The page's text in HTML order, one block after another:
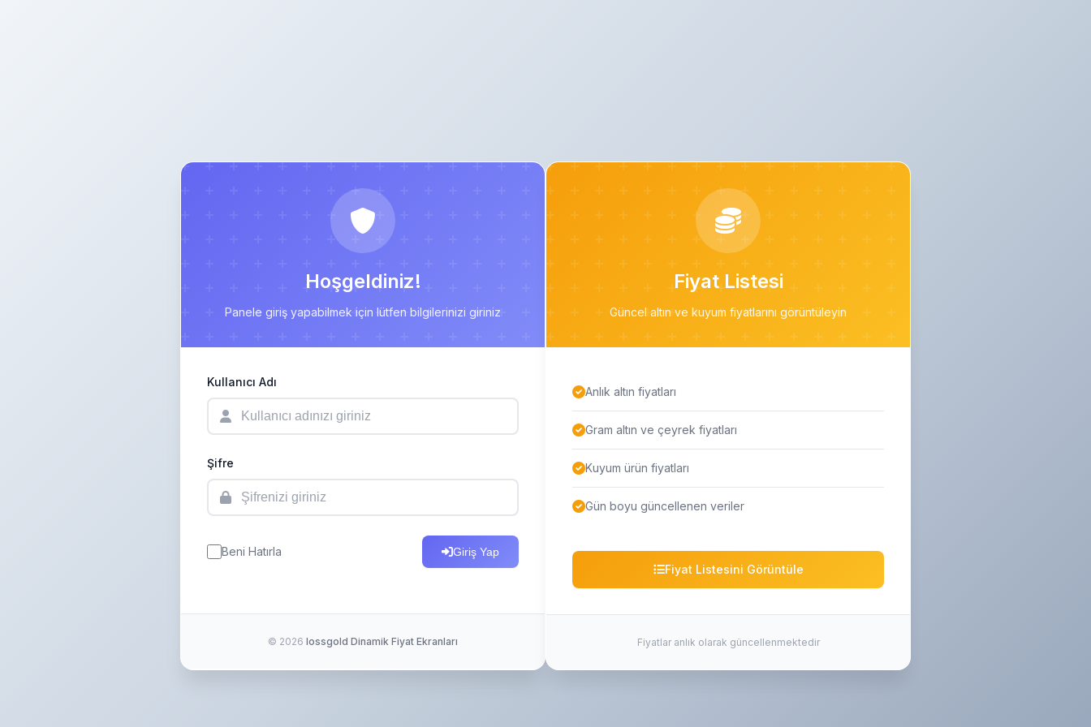
Hoşgeldiniz!
Panele giriş yapabilmek için lütfen bilgilerinizi giriniz
Kullanıcı Adı
Şifre
Beni Hatırla Giriş Yap
© 2026 Iossgold Dinamik Fiyat Ekranları
Fiyat Listesi
Güncel altın ve kuyum fiyatlarını görüntüleyin
Anlık altın fiyatları
Gram altın ve çeyrek fiyatları
Kuyum ürün fiyatları
Gün boyu güncellenen veriler
Fiyat Listesini Görüntüle
Fiyatlar anlık olarak güncellenmektedir